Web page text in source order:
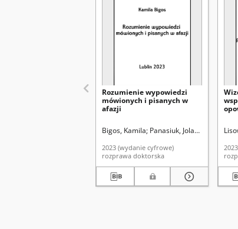
Rozumienie wypowiedzi
mówionych i pisanych w
afazji
Bigos, Kamila Panasiuk, Jolanta.
2023 (wydanie cyfrowe)
rozprawa doktorska